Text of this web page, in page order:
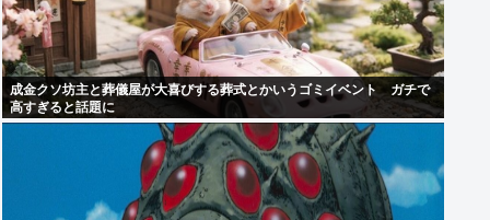
成金クソ坊主と葬儀屋が大喜びする葬式とかいうゴミイベント ガチで
高すぎると話題に